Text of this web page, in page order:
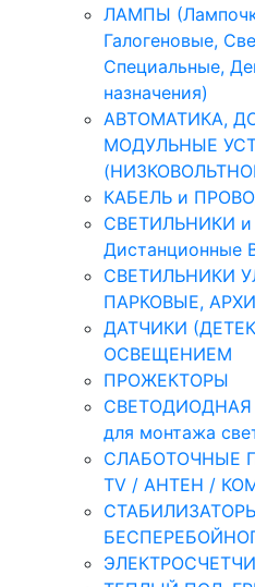
ЛАМПЫ
Галогеновые,
Специальные,
назначения)
АВТОМАТИКА,
МОДУЛЬНЫЕ
КАБЕЛЬ и
СВЕТИЛЬНИКИ и
Дистанционные
СВЕТИЛЬНИКИ
ПАРКОВЫЕ,
ДАТЧИКИ
ОСВЕЩЕНИЕМ
ПРОЖЕКТОРЫ
СВЕТОДИОДНАЯ
для монтажа
СЛАБОТОЧНЫЕ
TV / АНТЕН /